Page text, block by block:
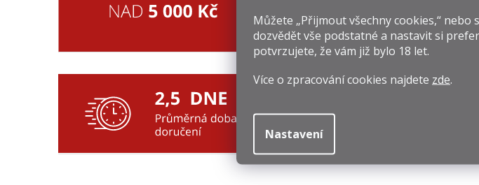
Můžete „Přijmout všechny cookies,“ nebo
dozvědět vše podstatné a nastavit si
potvrzujete, že vám již bylo 18 let.
Více o zpracování cookies najdete zde.
Nastavení